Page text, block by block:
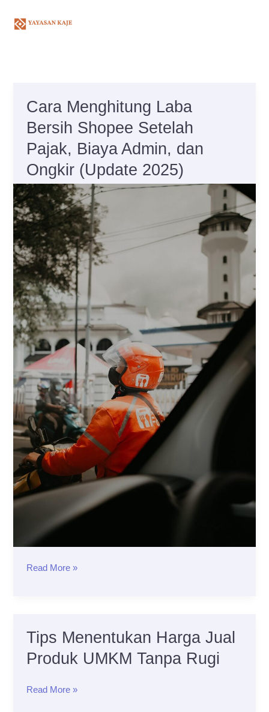
Cara Menghitung Laba
Bersih Shopee Setelah
Pajak, Biaya Admin, dan
Ongkir (Update 2025)
Cara
Menghitung
Laba
Bersih
Shopee
Setelah
Pajak,
Biaya
Admin,
dan
Ongkir
(Update
2025)
Read More »
Tips Menentukan Harga Jual
Produk UMKM Tanpa Rugi
Tips
Menentukan
Harga
Read More »